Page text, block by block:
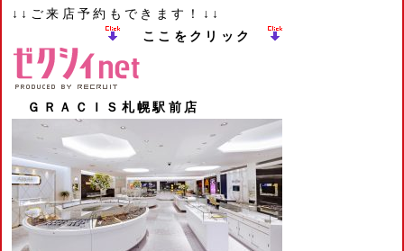
↓↓ご来店予約もできます！↓↓
ここをクリック
ＧＲＡＣＩＳ札幌駅前店